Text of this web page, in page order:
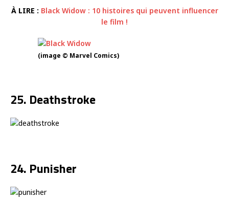
À LIRE : Black Widow : 10 histoires qui peuvent influencer
le film !
(image © Marvel Comics)
25. Deathstroke
24. Punisher